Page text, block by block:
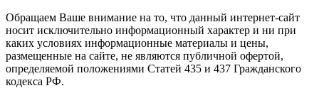
Обращаем Ваше внимание на то, что данный интернет-сайт
носит исключительно информационный характер и ни при
каких условиях информационные материалы и цены,
размещенные на сайте, не являются публичной офертой,
определяемой положениями Статей 435 и 437 Гражданского
кодекса РФ.